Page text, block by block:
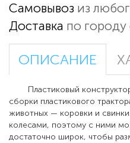
Самовывоз из
Доставка по
ОПИСАНИЕ
Пластиковый
сборки пластикового
животных — коровки и
колесами, поэтому с ними
достаточно широк, чтобы